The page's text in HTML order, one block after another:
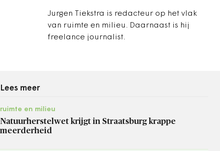
Jurgen Tiekstra is redacteur op het vlak
van ruimte en milieu. Daarnaast is hij
freelance journalist.
Lees meer
ruimte en milieu
Natuurherstelwet krijgt in Straatsburg krappe
meerderheid